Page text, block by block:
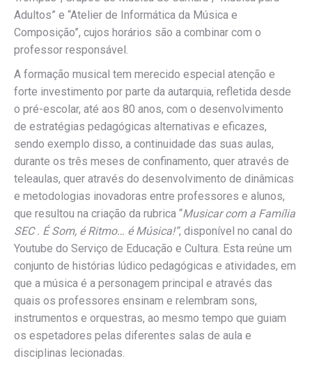
Adultos” e “Atelier de Informática da Música e
Composição”, cujos horários são a combinar com o
professor responsável.
A formação musical tem merecido especial atenção e
forte investimento por parte da autarquia, refletida desde
o pré-escolar, até aos 80 anos, com o desenvolvimento
de estratégias pedagógicas alternativas e eficazes,
sendo exemplo disso, a continuidade das suas aulas,
durante os três meses de confinamento, quer através de
teleaulas, quer através do desenvolvimento de dinâmicas
e metodologias inovadoras entre professores e alunos,
que resultou na criação da rubrica “Musicar com a Família
SEC . É Som, é Ritmo… é Música!”, disponível no canal do
Youtube do Serviço de Educação e Cultura. Esta reúne um
conjunto de histórias lúdico pedagógicas e atividades, em
que a música é a personagem principal e através das
quais os professores ensinam e relembram sons,
instrumentos e orquestras, ao mesmo tempo que guiam
os espetadores pelas diferentes salas de aula e
disciplinas lecionadas.